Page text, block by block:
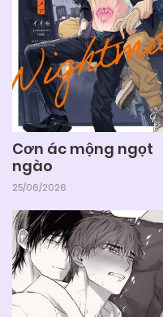
Cơn ác mộng ngọt
ngào
25/06/2026